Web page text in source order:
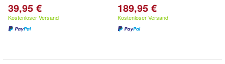
39,95 €
Kostenloser Versand
189,95 €
Kostenloser Versand